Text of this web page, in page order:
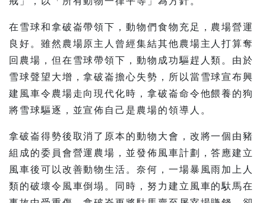
在雪球和拿破崙帶領下，動物們食物充足，農場營運
良好。雖然農場原主人曾經集結其他農場主人打算奪
回農場，但在雪球帶領下，動物成功驅趕人類。由於
雪球聲望大增，拿破崙擔心失勢，所以當雪球宣布興
建風車令農場走向現代化時，拿破崙命令他餵養的狗
將雪球驅逐，並宣佈自己是農場的領導人。
拿破崙得勢後取消了原本的動物大會，改將一個由豬
組成的委員會營運農場，並發佈風車計劃，答應建立
風車後可以改善動物生活。奈何，一場暴風雨加上人
類的破壞令風車倒塌。同時，努力建立風車的馱馬在